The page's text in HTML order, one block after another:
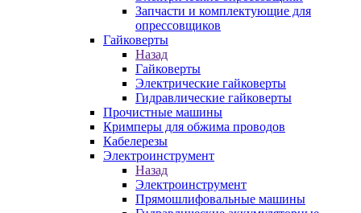
Запчасти и комплектующие для
опрессовщиков
Гайковерты
Назад
Гайковерты
Электрические гайковерты
Гидравлические гайковерты
Прочистные машины
Кримперы для обжима проводов
Кабелерезы
Электроинструмент
Назад
Электроинструмент
Прямошлифовальные машины